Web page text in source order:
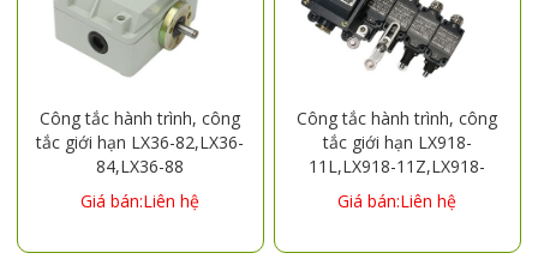
Công tắc hành trình, công
tắc giới hạn LX36-82,LX36-
84,LX36-88
Giá bán:Liên hệ
Công tắc hành trình, công
tắc giới hạn LX918-
11L,LX918-11Z,LX918-
11G,LX918-11S,LX918-120
Giá bán:Liên hệ